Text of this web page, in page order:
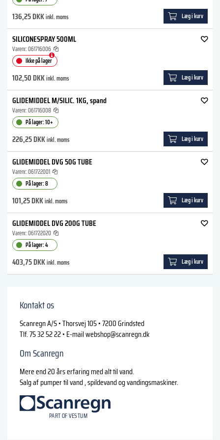
136,25 DKKinkl. moms Læg i kurv
SILICONESPRAY 500ML
Varenr.:061716006
Ikke på lager
102,50 DKKinkl. moms Læg i kurv
GLIDEMIDDEL M/SILIC. 1KG, spand
Varenr.:061716008
På lager: 10+
226,25 DKKinkl. moms Læg i kurv
GLIDEMIDDEL DVG 50G TUBE
Varenr.:061722001
På lager: 8
101,25 DKKinkl. moms Læg i kurv
GLIDEMIDDEL DVG 200G TUBE
Varenr.:061722020
På lager: 4
403,75 DKKinkl. moms Læg i kurv
Kontakt os
Scanregn A/S • Thorsvej 105 • 7200 Grindsted
Tlf. 75 32 52 22 • E-mailwebshop@scanregn.dk
Om Scanregn
Mere end 20 års erfaring med alt til vand.
Salg af pumper til vand , spildevand og vandingsmaskiner.
PARTOF VESTUM
logo